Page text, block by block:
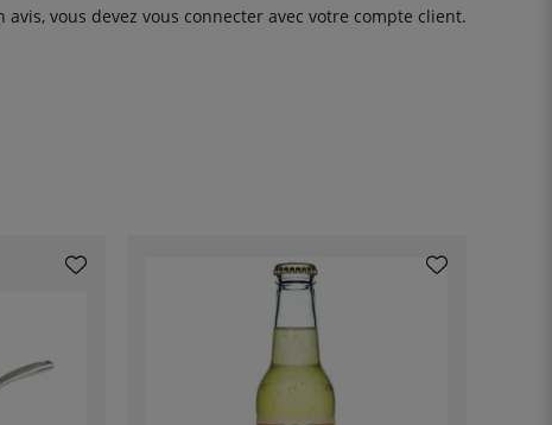
avis, vous devez vous connecter avec votre compte client.